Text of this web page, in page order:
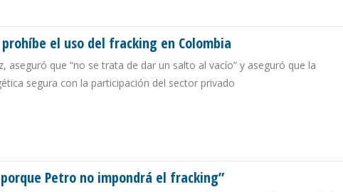
el uso del fracking en Colombia
aseguró que “no se trata de dar un salto al vacío” y aseguró que la
segura con la participación del sector privado
Petro no impondrá el fracking”